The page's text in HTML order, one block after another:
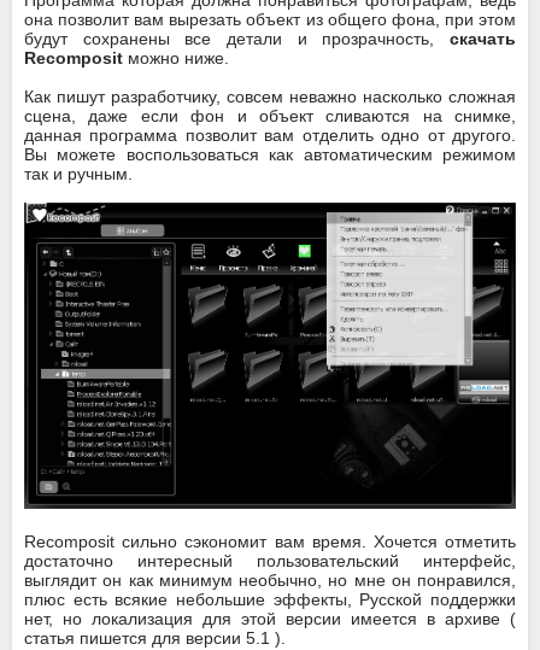
она позволит вам вырезать объект из общего фона, при этом
будут сохранены все детали и прозрачность, скачать
Recomposit можно ниже.
Как пишут разработчику, совсем неважно насколько сложная
сцена, даже если фон и объект сливаются на снимке,
данная программа позволит вам отделить одно от другого.
Вы можете воспользоваться как автоматическим режимом
так и ручным.
Recomposit сильно сэкономит вам время. Хочется отметить
достаточно интересный пользовательский интерфейс,
выглядит он как минимум необычно, но мне он понравился,
плюс есть всякие небольшие эффекты, Русской поддержки
нет, но локализация для этой версии имеется в архиве (
статья пишется для версии 5.1 ).